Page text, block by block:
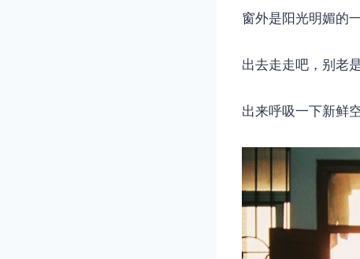
窗外是阳光明媚的
出去走走吧，别老
出来呼吸一下新鲜